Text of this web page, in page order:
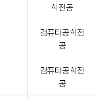
학전공
컴퓨터공학전
공
컴퓨터공학전
공